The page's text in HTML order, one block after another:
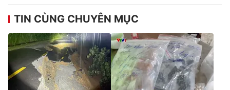
TIN CÙNG CHUYÊN MỤC